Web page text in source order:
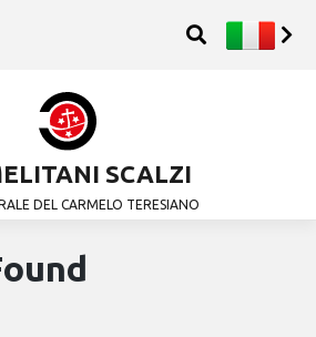
SCALZI
DEL CARMELO TERESIANO